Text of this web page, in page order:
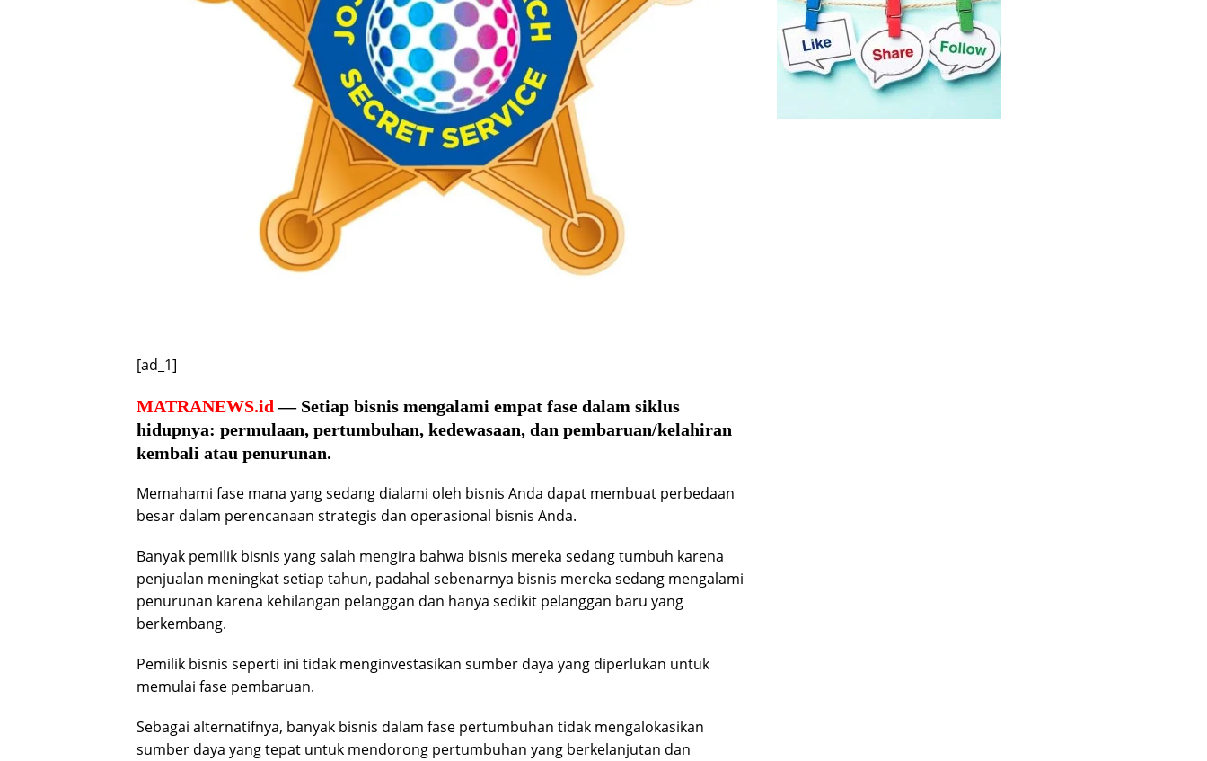
[ad_1]
MATRANEWS.id — Setiap bisnis mengalami empat fase dalam siklus
hidupnya: permulaan, pertumbuhan, kedewasaan, dan pembaruan/kelahiran
kembali atau penurunan.
Memahami fase mana yang sedang dialami oleh bisnis Anda dapat membuat perbedaan
besar dalam perencanaan strategis dan operasional bisnis Anda.
Banyak pemilik bisnis yang salah mengira bahwa bisnis mereka sedang tumbuh karena
penjualan meningkat setiap tahun, padahal sebenarnya bisnis mereka sedang mengalami
penurunan karena kehilangan pelanggan dan hanya sedikit pelanggan baru yang
berkembang.
Pemilik bisnis seperti ini tidak menginvestasikan sumber daya yang diperlukan untuk
memulai fase pembaruan.
Sebagai alternatifnya, banyak bisnis dalam fase pertumbuhan tidak mengalokasikan
sumber daya yang tepat untuk mendorong pertumbuhan yang berkelanjutan dan